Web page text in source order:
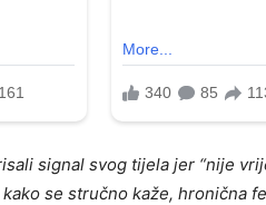
signal svog tijela jer “nije
se stručno kaže, hronična